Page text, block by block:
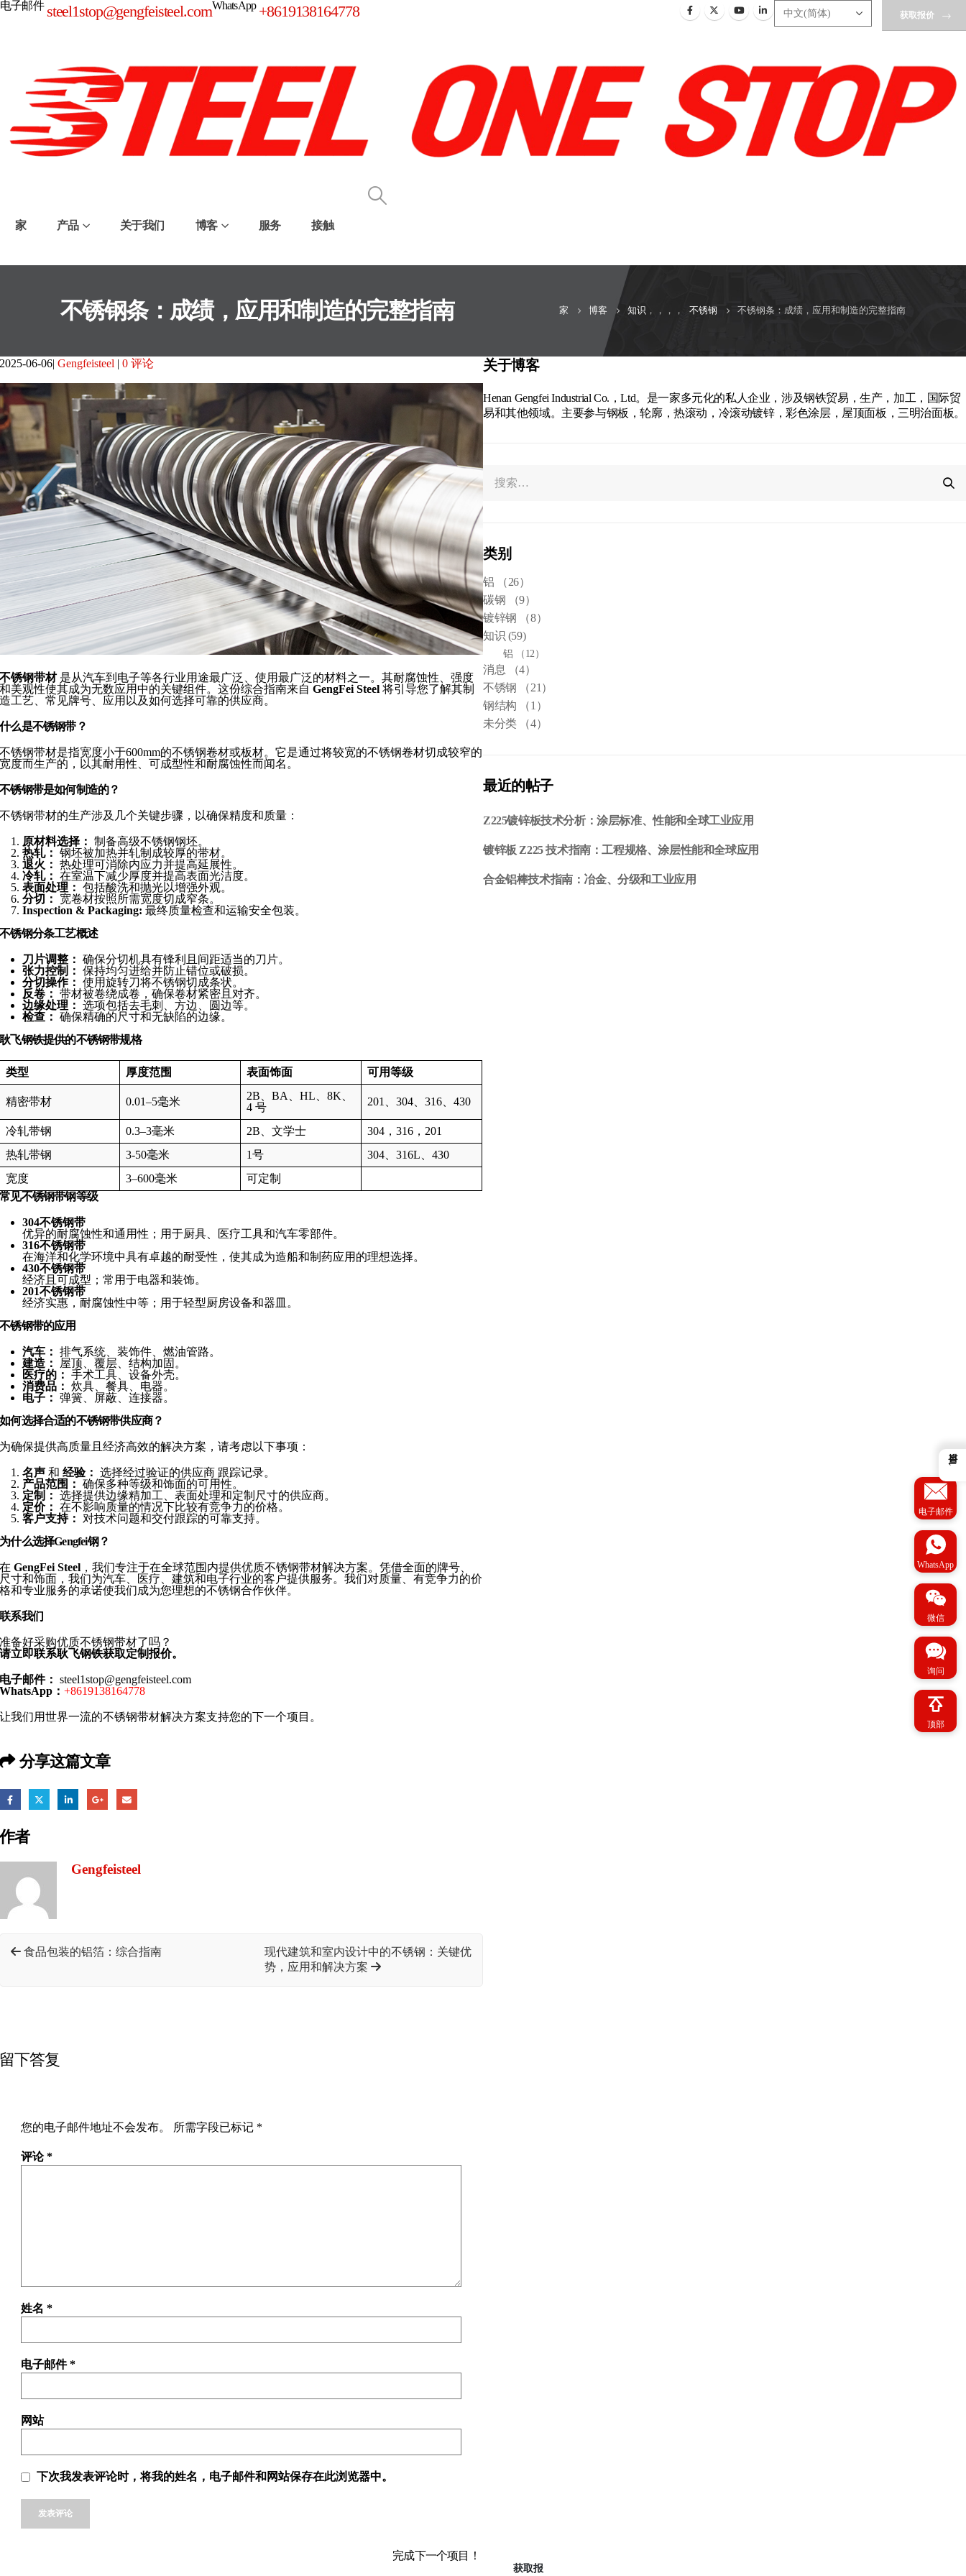
电子邮件 steel1stop@gengfeisteel.comWhatsApp +8619138164778 获取报价
家 产品 关于我们 博客 服务 接触
不锈钢条：成绩，应用和制造的完整指南 家 博客 知识 ，，，， 不锈钢 不锈钢条：成绩，应用和制造的完整指南
2025-06-06 Gengfeisteel 0 评论
不锈钢带材是从汽车到电子等各行业用途最广泛、使用最广泛的材料之一。其耐腐蚀性、强度
和美观性使其成为无数应用中的关键组件。这份综合指南来自GengFei Steel 将引导您了解其制
造工艺、常见牌号、应用以及如何选择可靠的供应商。
什么是不锈钢带？
不锈钢带材是指宽度小于600mm的不锈钢卷材或板材。它是通过将较宽的不锈钢卷材切成较窄的
宽度而生产的，以其耐用性、可成型性和耐腐蚀性而闻名。
不锈钢带是如何制造的？
不锈钢带材的生产涉及几个关键步骤，以确保精度和质量：
原材料选择： 制备高级不锈钢钢坯。
热轧： 钢坯被加热并轧制成较厚的带材。
退火： 热处理可消除内应力并提高延展性。
冷轧： 在室温下减少厚度并提高表面光洁度。
表面处理： 包括酸洗和抛光以增强外观。
分切：
宽卷材按照所需宽度切成窄条。
Inspection & Packaging: 最终质量检查和运输安全包装。
不锈钢分条工艺概述
刀片调整： 确保分切机具有锋利且间距适当的刀片。
张力控制： 保持均匀进给并防止错位或破损。
分切操作： 使用旋转刀将不锈钢切成条状。
反卷： 带材被卷绕成卷，确保卷材紧密且对齐。
边缘处理： 选项包括去毛刺、方边、圆边等。
检查： 确保精确的尺寸和无缺陷的边缘。
耿飞钢铁提供的不锈钢带规格
类型 厚度范围 表面饰面 可用等级
精密带材 0.01–5毫米
2B、BA、HL、8K、
4 号
201、304、316、430
冷轧带钢 0.3–3毫米 2B、文学士
304，316，201
热轧带钢
3-50毫米 1号
304、316L、430
宽度
3–600毫米
可定制
常见不锈钢带钢等级
304不锈钢带
优异的耐腐蚀性和通用性；用于厨具、医疗工具和汽车零部件。
316不锈钢带
在海洋和化学环境中具有卓越的耐受性，使其成为造船和制药应用的理想选择。
430不锈钢带
经济且可成型；常用于电器和装饰。
201不锈钢带
经济实惠，耐腐蚀性中等；用于轻型厨房设备和器皿。
不锈钢带的应用
汽车： 排气系统、装饰件、燃油管路。
建造：
屋顶、覆层、结构加固。
医疗的： 手术工具、设备外壳。
消费品： 炊具、餐具、电器。
电子： 弹簧、屏蔽、连接器。
如何选择合适的不锈钢带供应商？
为确保提供高质量且经济高效的解决方案，请考虑以下事项：
名声和 经验： 选择经过验证的供应商 跟踪记录。
产品范围： 确保多种等级和饰面的可用性。
定制： 选择提供边缘精加工、表面处理和定制尺寸的供应商。
定价： 在不影响质量的情况下比较有竞争力的价格。
客户支持：
对技术问题和交付跟踪的可靠支持。
为什么选择Gengfei钢？
在GengFei Steel ，我们专注于在全球范围内提供优质不锈钢带材解决方案。凭借全面的牌号、
尺寸和饰面，我们为汽车、医疗、建筑和电子行业的客户提供服务。我们对质量、有竞争力的价
格和专业服务的承诺使我们成为您理想的不锈钢合作伙伴。
联系我们
准备好采购优质不锈钢带材了吗？
请立即联系耿飞钢铁获取定制报价。
电子邮件：
steel1stop@gengfeisteel.com
WhatsApp：+8619138164778
让我们用世界一流的不锈钢带材解决方案支持您的下一个项目。
分享这篇文章
作者
Gengfeisteel
食品包装的铝箔：综合指南
现代建筑和室内设计中的不锈钢：关键优
势，应用和解决方案
留下答复
您的电子邮件地址不会发布。 所需字段已标记 *
评论*
姓名*
电子邮件*
网站
下次我发表评论时，将我的姓名，电子邮件和网站保存在此浏览器中。
关于博客
Henan Gengfei Industrial Co.，Ltd。是一家多元化的私人企业，涉及钢铁贸易，生产，加工，国际贸
易和其他领域。主要参与钢板，轮廓，热滚动，冷滚动镀锌，彩色涂层，屋顶面板，三明治面板。
类别
铝 （26）
碳钢 （9）
镀锌钢 （8）
知识 (59)
铝 （12）
消息 （4）
不锈钢 （21）
钢结构 （1）
未分类（4）
最近的帖子
Z225镀锌板技术分析：涂层标准、性能和全球工业应用
镀锌板 Z225 技术指南：工程规格、涂层性能和全球应用
合金铝棒技术指南：冶金、分级和工业应用
完成下一个项目！
获取报
电子邮件
WhatsApp
微信
询问
顶部
←